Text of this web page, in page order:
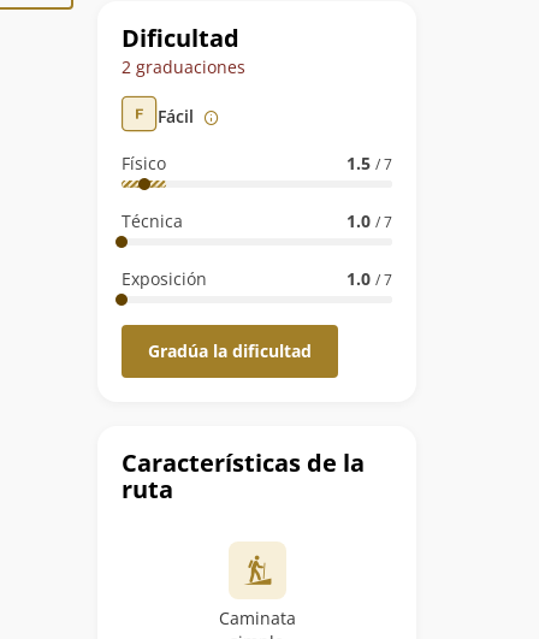
ruta
Dificultad
2 graduaciones
Fácil
Físico 1.5 / 7
Técnica 1.0 / 7
Exposición 1.0 / 7
Gradúa la dificultad
Características de la
ruta
Caminata